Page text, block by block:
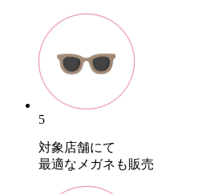
5
対象店舗にて
最適なメガネも販売